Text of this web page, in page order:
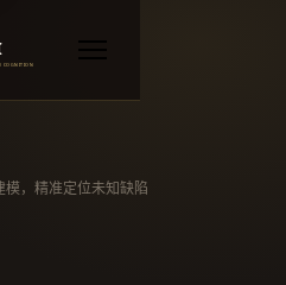
，精准定位未知缺陷